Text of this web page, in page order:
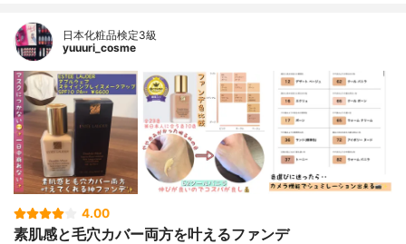
日本化粧品検定3級
yuuuri_cosme
4.00
素肌感と毛穴カバー両方を叶えるファンデ